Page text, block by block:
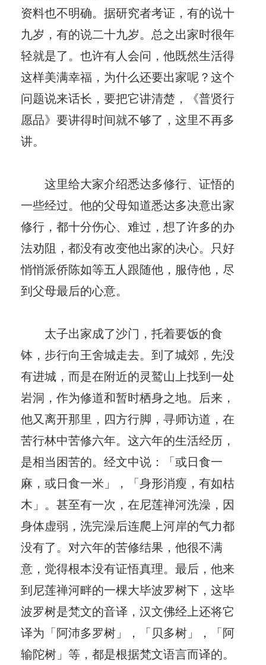
资料也不明确。据研究者考证，有的说十
九岁，有的说二十九岁。总之出家时很年
轻就是了。也许有人会问，他既然生活得
这样美满幸福，为什么还要出家呢？这个
问题说来话长，要把它讲清楚，《普贤行
愿品》要讲得时间就不够了，这里不再多
讲。
这里给大家介绍悉达多修行、证悟的
一些经过。他的父母知道悉达多决意出家
修行，都十分伤心、难过，想了许多的办
法劝阻，都没有改变他出家的决心。只好
悄悄派侨陈如等五人跟随他，服侍他，尽
到父母最后的心意。
太子出家成了沙门，托着要饭的食
钵，步行向王舍城走去。到了城郊，先没
有进城，而是在附近的灵鹫山上找到一处
岩洞，作为修道和暂时栖身之地。后来，
他又离开那里，四方行脚，寻师访道，在
苦行林中苦修六年。这六年的生活经历，
是相当困苦的。经文中说：「或日食一
麻，或日食一米」，「身形消瘦，有如枯
木」。甚至有一次，在尼莲禅河洗澡，因
身体虚弱，洗完澡后连爬上河岸的气力都
没有了。对六年的苦修结果，他很不满
意，觉得根本没有证悟真理。最后，他来
到尼莲禅河畔的一棵大毕波罗树下，这毕
波罗树是梵文的音译，汉文佛经上还将它
译为「阿沛多罗树」，「贝多树」，「阿
输陀树」等，都是根据梵文语言而译的。